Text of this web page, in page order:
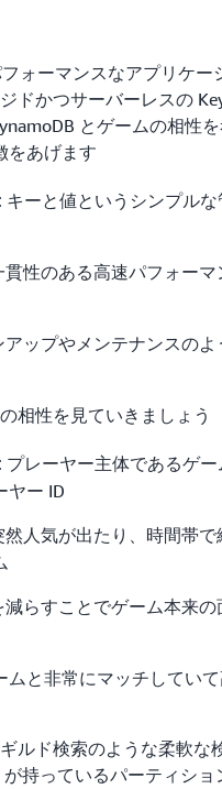
ォーマンスなアプリケー
ドかつサーバーレスの
とゲームの相性
をあげます
キーと値というシンプル
性のある高速パフォーマ
ップやメンテナンスのよ
相性を見ていきましょう
プレーヤー主体であるゲ
ヤー ID
人気が出たり、時間帯で
らすことでゲーム本来の
ムと非常にマッチしてい
ルド検索のような柔軟な
持っているパーティショ